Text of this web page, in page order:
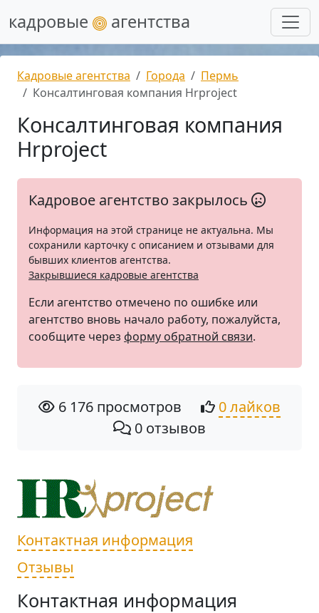
кадровые агентства
Кадровые агентства Города
Пермь
Консалтинговая компания Hrproject
Консалтинговая компания
Hrproject
Кадровое агентство закрылось
Информация на этой странице не актуальна. Мы
сохранили карточку с описанием и отзывами для
бывших клиентов агентства.
Закрывшиеся кадровые агентства
Если агентство отмечено по ошибке или
агентство вновь начало работу, пожалуйста,
сообщите через форму обратной связи.
6 176 просмотров
0 лайков
0 отзывов
Контактная информация
Отзывы
Контактная информация